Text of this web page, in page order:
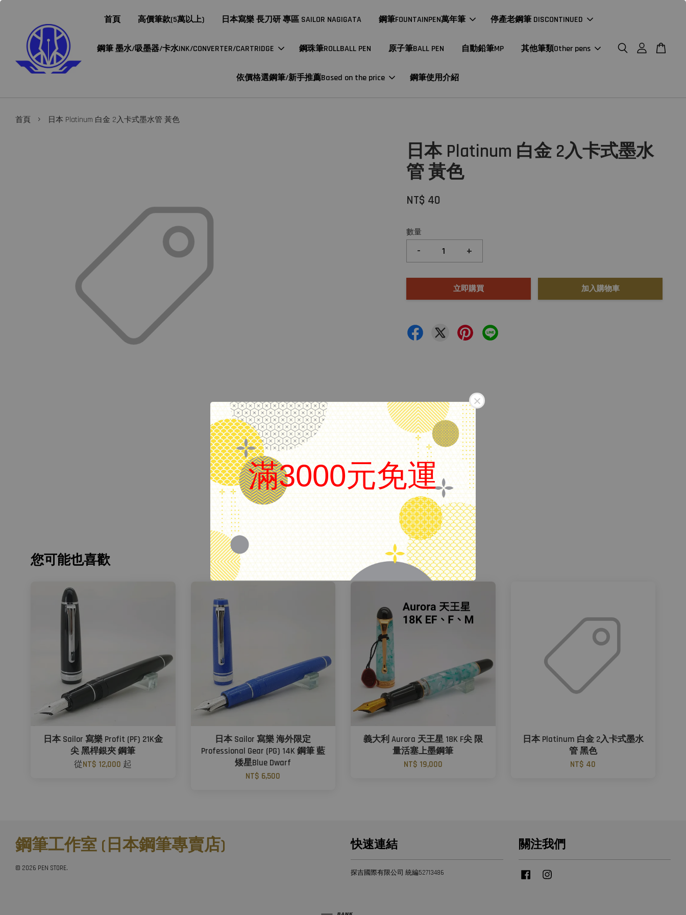
滿3000元免運
.
首頁 高價筆款(5萬以上) 日本寫樂 長刀研 專區 SAILOR NAGIGATA 鋼筆FOUNTAINPEN萬年筆 停產老鋼筆 DISCONTINUED
鋼筆 墨水/吸墨器/卡水INK/CONVERTER/CARTRIDGE 鋼珠筆ROLLBALL PEN 原子筆BALL PEN 自動鉛筆MP 其他筆類Other pens
依價格選鋼筆/新手推薦Based on the price 鋼筆使用介紹
首頁 › 日本 Platinum 白金 2入卡式墨水管 黃色
日本 Platinum 白金 2入卡式墨水
管 黃色
NT$ 40
數量
- +
立即購買 加入購物車
日本 Platinum 白金
品名
卡式墨水管-黃色
容量
2支裝
備註
僅適用於日本白金鋼筆
您可能也喜歡
日本 Sailor 寫樂 Profit (PF) 21K金
尖 黑桿銀夾 鋼筆
從NT$ 12,000 起
日本 Sailor 寫樂 海外限定
Professional Gear (PG) 14K 鋼筆 藍
矮星Blue Dwarf
NT$ 6,500
義大利 Aurora 天王星 18K F尖 限
量活塞上墨鋼筆
NT$ 19,000
日本 Platinum 白金 2入卡式墨水
管 黑色
NT$ 40
鋼筆工作室 (日本鋼筆專賣店)
© 2026 PEN STORE.
快速連結
探吉國際有限公司 統編52713486
關注我們
Facebook